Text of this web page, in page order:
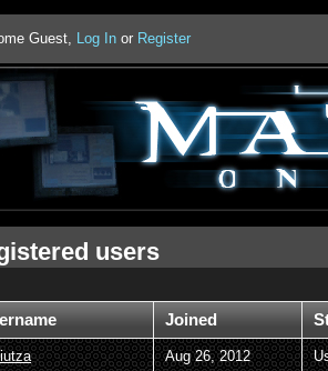
Guest, Log In or Register
users
Joined
Aug 26, 2012